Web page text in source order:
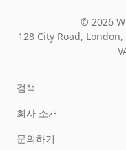
© 2026
128 City Road, London,
검색
회사 소개
문의하기